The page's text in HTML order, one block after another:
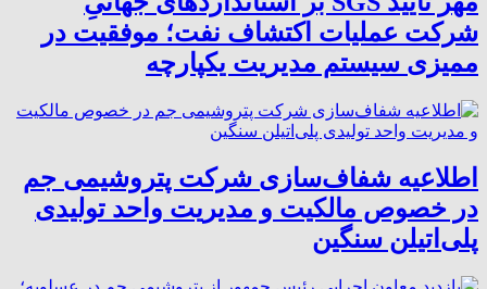
شرکت عملیات اکتشاف نفت؛ موفقیت در
ممیزی سیستم مدیریت یکپارچه
اطلاعیه شفاف‌سازی شرکت پتروشیمی جم
در خصوص مالکیت و مدیریت واحد تولیدی
پلی‌اتیلن سنگین